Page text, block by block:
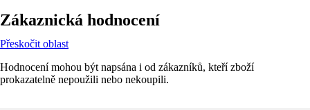
Zákaznická hodnocení
Přeskočit oblast
Hodnocení mohou být napsána i od zákazníků, kteří zboží
prokazatelně nepoužili nebo nekoupili.